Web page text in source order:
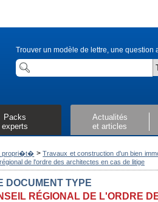
Trouver un modèle de lettre, une
Packs
experts
Actualités
et articles
propri�t� >Travaux et construction d'un bien
de l'ordre des architectes en cas de litige
DOCUMENT TYPE
RÉGIONAL DE L'ORDRE